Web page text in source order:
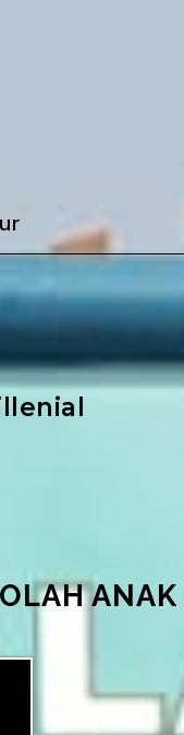
ANAK